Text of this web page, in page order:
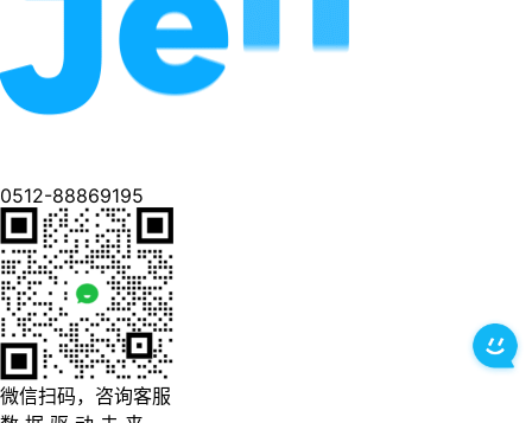
0512-88869195
微信扫码，咨询客服